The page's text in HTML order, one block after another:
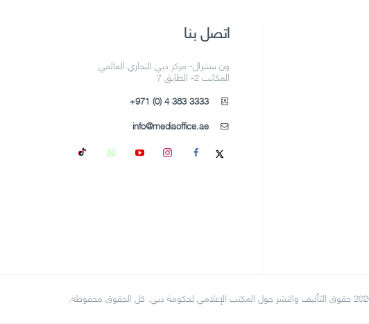
اتصل بنا
ون سنترال- مركز دبي التجاري العالمي
المكاتب 2- الطابق 7
+971 (0) 4 383 3333
info@mediaoffice.ae